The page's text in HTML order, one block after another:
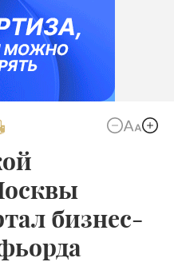
бизнес-